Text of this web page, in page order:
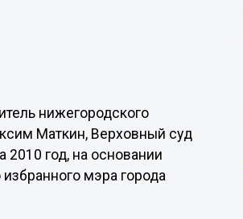
нижегородского
Маткин, Верховный суд
2010 год, на основании
мэра города